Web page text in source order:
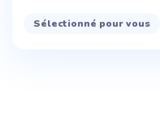
Sélectionné pour vous